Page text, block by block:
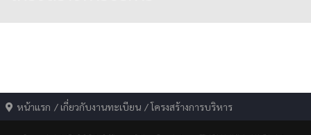
หน้าแรก เกี่ยวกับงานทะเบียน โครงสร้างการบริหาร